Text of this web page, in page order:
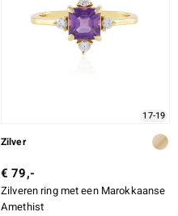
17-19
Zilver
€ 79,-
Zilveren ring met een Marokkaanse
Amethist